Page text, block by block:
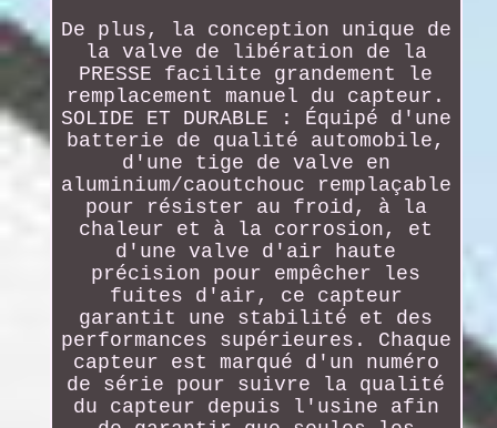
De plus, la conception unique de
la valve de libération de la
PRESSE facilite grandement le
remplacement manuel du capteur.
SOLIDE ET DURABLE : Équipé d'une
batterie de qualité automobile,
d'une tige de valve en
aluminium/caoutchouc remplaçable
pour résister au froid, à la
chaleur et à la corrosion, et
d'une valve d'air haute
précision pour empêcher les
fuites d'air, ce capteur
garantit une stabilité et des
performances supérieures. Chaque
capteur est marqué d'un numéro
de série pour suivre la qualité
du capteur depuis l'usine afin